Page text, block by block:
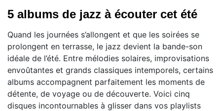
5 albums de jazz à écouter cet été
Quand les journées s’allongent et que les soirées se
prolongent en terrasse, le jazz devient la bande-son
idéale de l’été. Entre mélodies solaires, improvisations
envoûtantes et grands classiques intemporels, certains
albums accompagnent parfaitement les moments de
détente, de voyage ou de découverte. Voici cinq
disques incontournables à glisser dans vos playlists